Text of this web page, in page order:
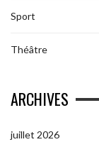
Sport
Théâtre
ARCHIVES
juillet 2026